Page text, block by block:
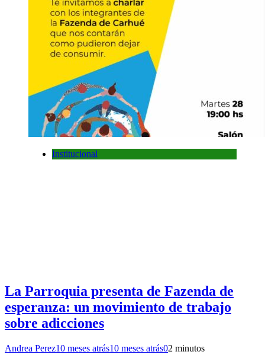
Institucional
La Parroquia presenta de Fazenda de
esperanza: un movimiento de trabajo
sobre adicciones
Andrea Perez10 meses atrás10 meses atrás02 minutos